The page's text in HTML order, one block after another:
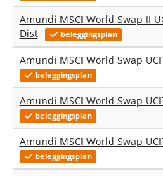
Amundi MSCI World Swap II
Dist
beleggingsplan
Amundi MSCI World Swap
beleggingsplan
Amundi MSCI World Swap
beleggingsplan
Amundi MSCI World Swap
beleggingsplan